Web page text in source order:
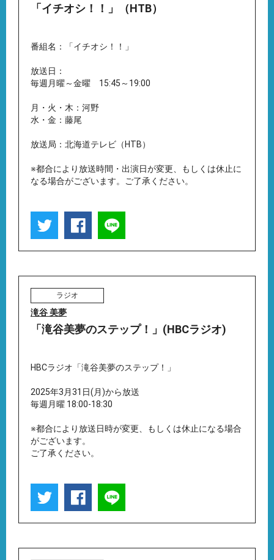
「イチオシ！！」（HTB）
番組名：「イチオシ！！」
放送日：
毎週月曜～金曜 15:45～19:00
月・火・木：河野
水・金：藤尾
放送局：北海道テレビ（HTB）
※都合により放送時間・出演日が変更、もしくは休止に
なる場合がございます。ご了承ください。
ラジオ
滝谷 美夢
「滝谷美夢のステップ！」(HBCラジオ)
HBCラジオ「滝谷美夢のステップ！」
2025年3月31日(月)から放送
毎週月曜 18:00-18:30
※都合により放送日時が変更、もしくは休止になる場合
がございます。
ご了承ください。